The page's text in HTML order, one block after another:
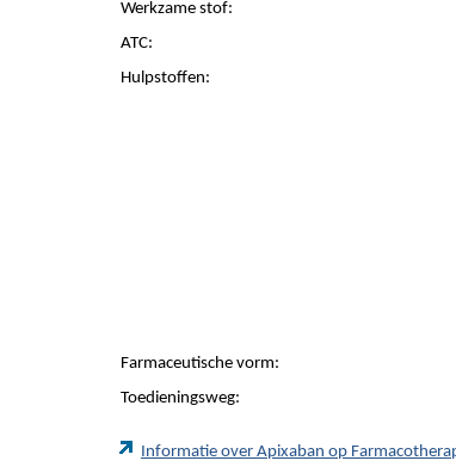
Werkzame stof:
ATC:
Hulpstoffen:
Farmaceutische vorm:
Toedieningsweg:
Informatie over Apixaban op